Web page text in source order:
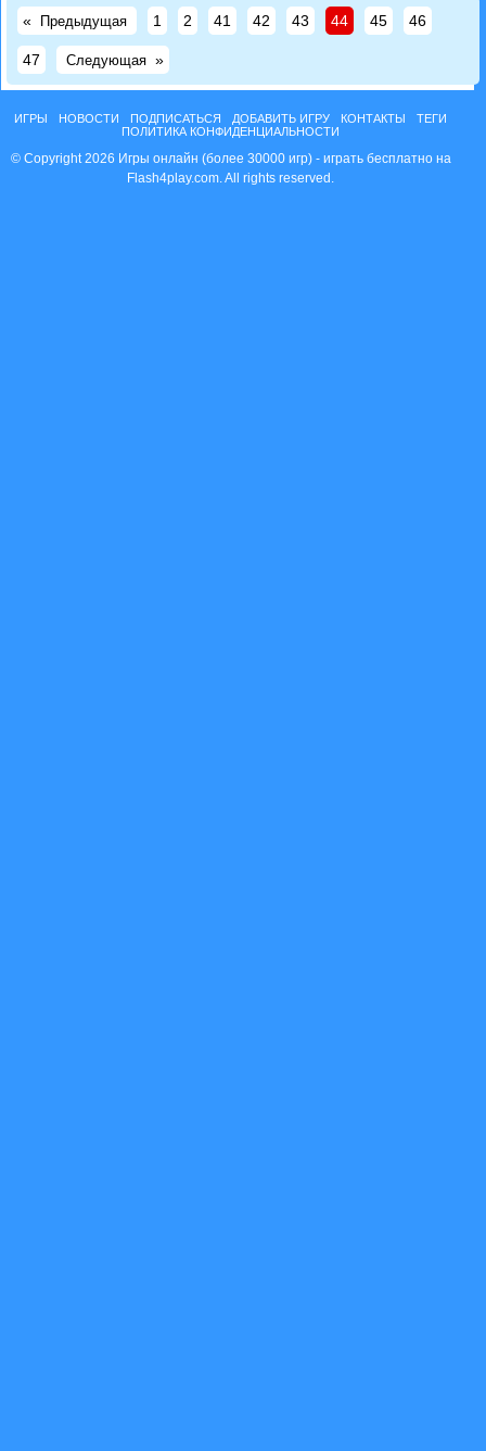
« Предыдущая 1 2 41 42 43 44 45 46
47 Следующая »
ИГРЫ НОВОСТИ ПОДПИСАТЬСЯ ДОБАВИТЬ ИГРУ КОНТАКТЫ
ТЕГИ
ПОЛИТИКА КОНФИДЕНЦИАЛЬНОСТИ
© Copyright 2026 Игры онлайн (более 30000 игр) - играть бесплатно на
Flash4play.com. All rights reserved.